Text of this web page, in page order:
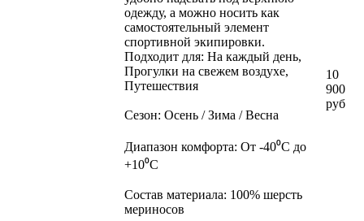
одежду, а можно носить как
самостоятельный элемент
спортивной экипировки.
Подходит для: На каждый день,
Прогулки на свежем воздухе,
Путешествия
Сезон: Осень / Зима / Весна
Диапазон комфорта: От -40⁰С до
+10⁰С
Состав материала: 100% шерсть
мериносов
10
900
руб